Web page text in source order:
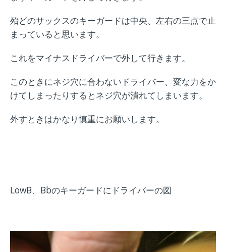
殆どのサックスのキーガードは中央、左右の三点で止
まっていると思います。
これをマイナスドライバーで外して行きます。
このときにネジ穴に合わないドライバー、変な力をか
けてしまったりするとネジ穴が潰れてしまいます。
外すときはかなり慎重にお願いします。
LowB、Bbのキーガードにドライバーの図